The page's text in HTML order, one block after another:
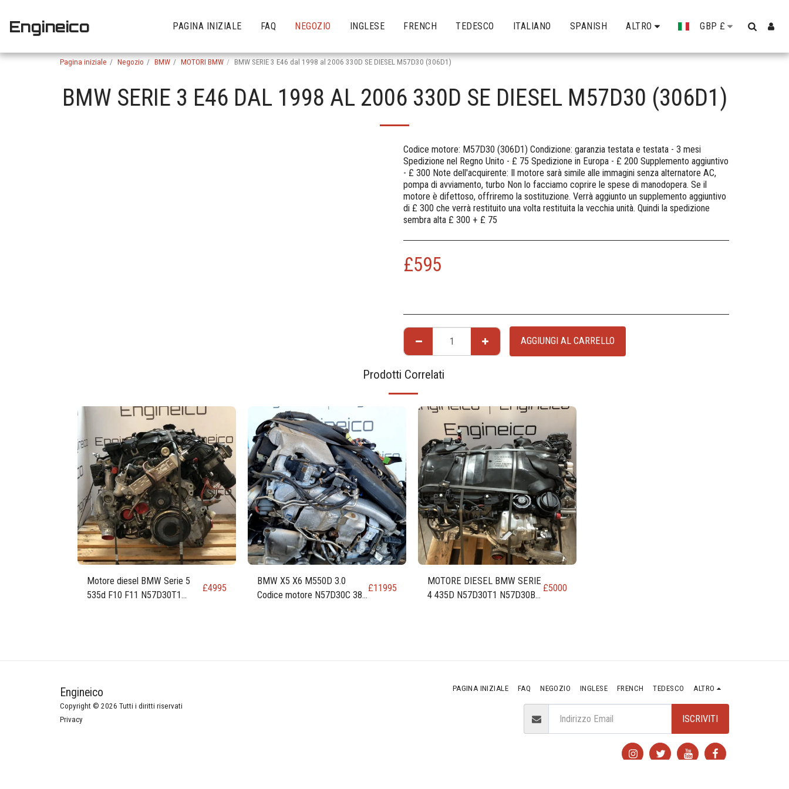
Engineico PAGINA INIZIALE FAQ NEGOZIO INGLESE FRENCH TEDESCO ITALIANO SPANISH ALTRO GBP £
Pagina iniziale Negozio BMW MOTORI BMW BMW SERIE 3 E46 dal 1998 al 2006 330D SE DIESEL M57D30 (306D1)
BMW SERIE 3 E46 DAL 1998 AL 2006 330D SE DIESEL M57D30 (306D1)
Codice motore: M57D30 (306D1) Condizione: garanzia testata e testata - 3 mesi
Spedizione nel Regno Unito - £ 75 Spedizione in Europa - £ 200 Supplemento aggiuntivo
- £ 300 Note dell'acquirente: Il motore sarà simile alle immagini senza alternatore AC,
pompa di avviamento, turbo Non lo facciamo coprire le spese di manodopera. Se il
motore è difettoso, offriremo la sostituzione. Verrà aggiunto un supplemento aggiuntivo
di £ 300 che verrà restituito una volta restituita la vecchia unità. Quindi la spedizione
sembra alta £ 300 + £ 75
£595
AGGIUNGI AL CARRELLO
Prodotti Correlati
Motore diesel BMW Serie 5
535d F10 F11 N57D30T1
£4995
BMW X5 X6 M550D 3.0
Codice motore N57D30C 381
£11995
MOTORE DIESEL BMW SERIE
4 435D N57D30T1 N57D30B
£5000
Engineico
Copyright © 2026 Tutti i diritti riservati
Privacy
PAGINA INIZIALE FAQ NEGOZIO INGLESE FRENCH TEDESCO ALTRO
ISCRIVITI